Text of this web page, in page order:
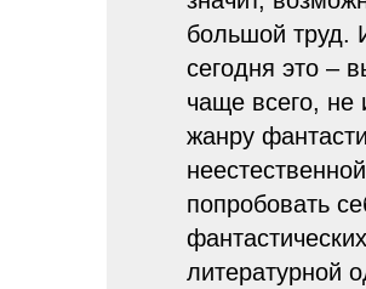
большой труд.
сегодня это –
чаще всего, не
жанру
попробовать
литературной